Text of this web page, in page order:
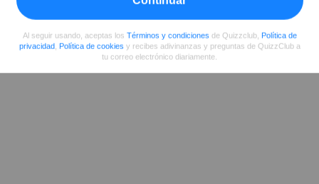
Al seguir usando, aceptas los Términos y condiciones de Quizzclub, Política de
privacidad, Política de cookies y recibes adivinanzas y preguntas de QuizzClub a
tu correo electrónico diariamente.